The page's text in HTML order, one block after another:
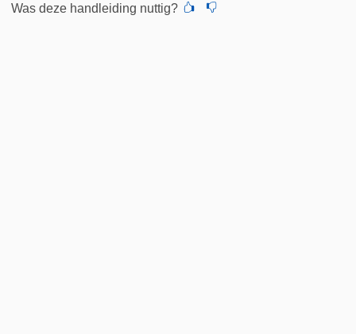
Was deze handleiding nuttig?